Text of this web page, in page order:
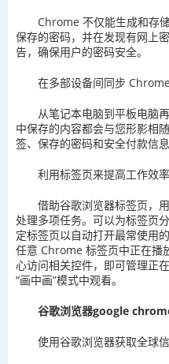
Chrome 不仅能生成和存
保存的密码，并在发现有网上
告，确保用户的密码安全。
在多部设备间同步 Chrome
从笔记本电脑到平板电脑
中保存的内容都会与您形影相
签、保存的密码和安全付款信息
利用标签页来提高工作效率
借助谷歌浏览器标签页，
处理多项任务。可以为标签页
定标签页以自动打开最常使用
任意 Chrome 标签页中正在播
心访问相关控件，即可管理正
“画中画”模式中观看。
谷歌浏览器google
使用谷歌浏览器获取全球